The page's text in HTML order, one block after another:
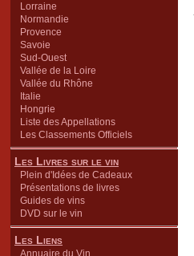
Lorraine
Normandie
Provence
Savoie
Sud-Ouest
Vallée de la Loire
Vallée du Rhône
Italie
Hongrie
Liste des Appellations
Les Classements Officiels
Les Livres sur le vin
Plein d'Idées de Cadeaux
Présentations de livres
Guides de vins
DVD sur le vin
Les Liens
Annuaire du Vin